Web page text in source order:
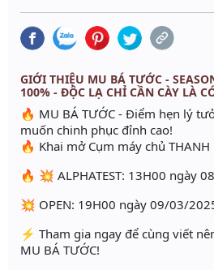
GIỚI THIỆU MU BÁ TƯỚC -
100% - ĐỘC LẠ CHỈ CẦN CÀY LÀ
🔥 MU BÁ TƯỚC - Điểm hẹn lý
muốn chinh phục đỉnh cao!
🔥 Khai mở Cụm máy chủ THANH
🔥 💥 ALPHATEST: 13H00 ngày
💥 OPEN: 19H00 ngày 09/03/
⚡️ Tham gia ngay để cùng viết
MU BÁ TƯỚC!